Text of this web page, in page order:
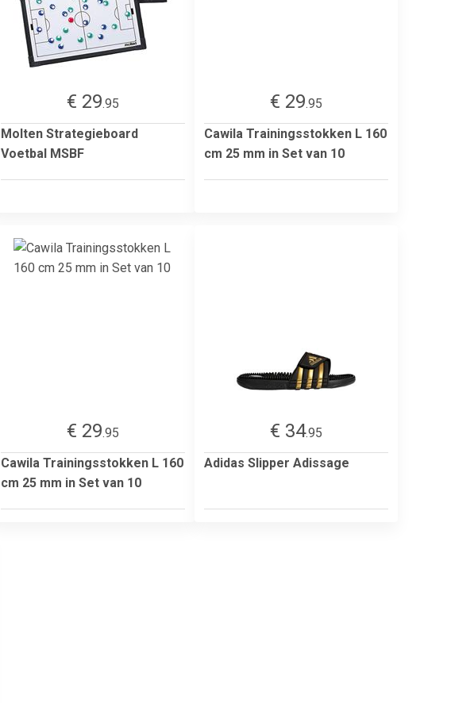
€ 29.95
Molten Strategieboard
Voetbal MSBF
€ 29.95
Cawila Trainingsstokken L 160
cm 25 mm in Set van 10
€ 29.95
Cawila Trainingsstokken L 160
cm 25 mm in Set van 10
€ 34.95
Adidas Slipper Adissage